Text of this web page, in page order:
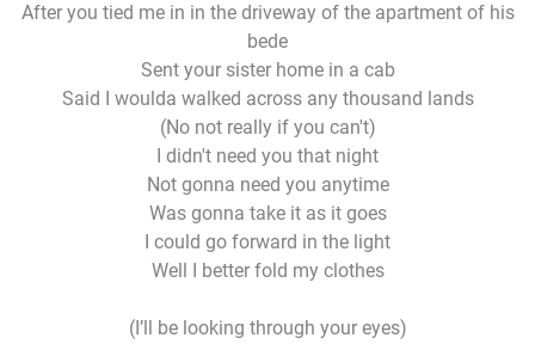
After you tied me in in the driveway of the apartment of his
bede
Sent your sister home in a cab
Said I woulda walked across any thousand lands
(No not really if you can't)
I didn't need you that night
Not gonna need you anytime
Was gonna take it as it goes
I could go forward in the light
Well I better fold my clothes
(I’ll be looking through your eyes)